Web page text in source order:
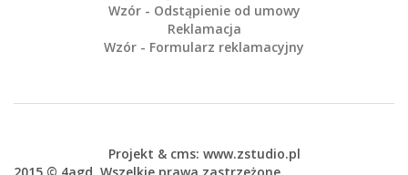
Wzór - Odstąpienie od umowy
Reklamacja
Wzór - Formularz reklamacyjny
Projekt & cms: www.zstudio.pl